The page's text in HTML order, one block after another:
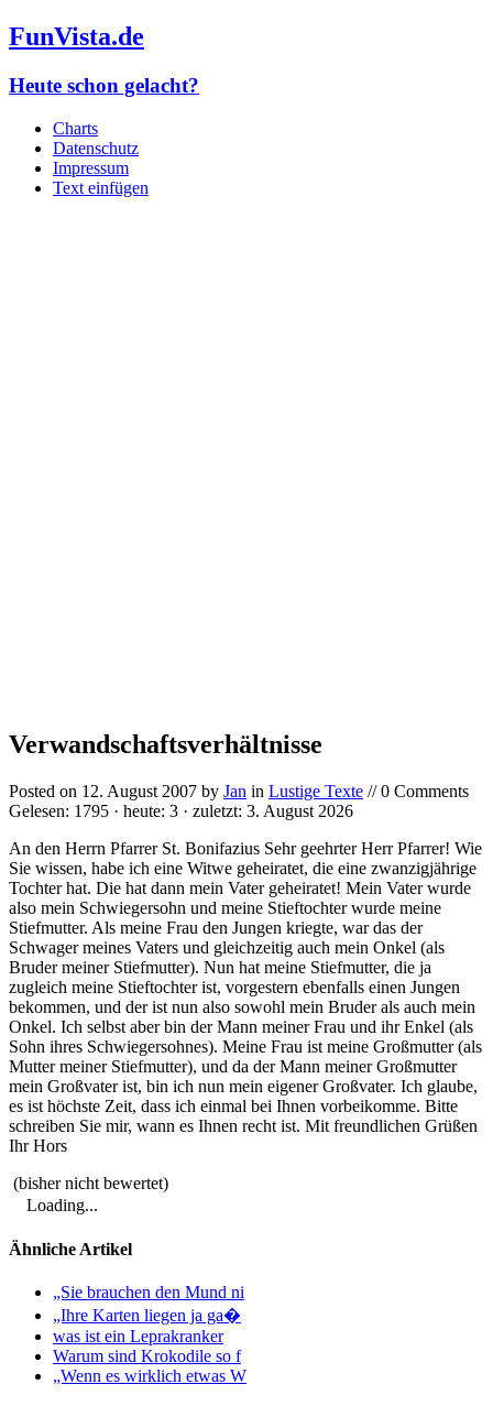
FunVista.de
Heute schon gelacht?
Charts
Datenschutz
Impressum
Text einfügen
Verwandschaftsverhältnisse
Posted on 12. August 2007 by Jan in Lustige Texte // 0 Comments
Gelesen: 1795 · heute: 3 · zuletzt: 3. August 2026
An den Herrn Pfarrer St. Bonifazius Sehr geehrter Herr Pfarrer! Wie
Sie wissen, habe ich eine Witwe geheiratet, die eine zwanzigjährige
Tochter hat. Die hat dann mein Vater geheiratet! Mein Vater wurde
also mein Schwiegersohn und meine Stieftochter wurde meine
Stiefmutter. Als meine Frau den Jungen kriegte, war das der
Schwager meines Vaters und gleichzeitig auch mein Onkel (als
Bruder meiner Stiefmutter). Nun hat meine Stiefmutter, die ja
zugleich meine Stieftochter ist, vorgestern ebenfalls einen Jungen
bekommen, und der ist nun also sowohl mein Bruder als auch mein
Onkel. Ich selbst aber bin der Mann meiner Frau und ihr Enkel (als
Sohn ihres Schwiegersohnes). Meine Frau ist meine Großmutter (als
Mutter meiner Stiefmutter), und da der Mann meiner Großmutter
mein Großvater ist, bin ich nun mein eigener Großvater. Ich glaube,
es ist höchste Zeit, dass ich einmal bei Ihnen vorbeikomme. Bitte
schreiben Sie mir, wann es Ihnen recht ist. Mit freundlichen Grüßen
Ihr Hors
(bisher nicht bewertet)
Loading...
Ähnliche Artikel
„Sie brauchen den Mund ni
„Ihre Karten liegen ja ga�
was ist ein Leprakranker
Warum sind Krokodile so f
„Wenn es wirklich etwas W